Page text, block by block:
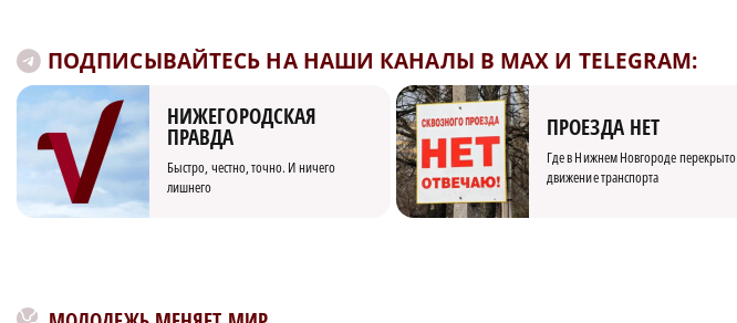
ПОДПИСЫВАЙТЕСЬ НА НАШИ КАНАЛЫ В MAX И TELEGRAM:
НИЖЕГОРОДСКАЯ
ПРАВДА
Быстро, честно, точно. И ничего
лишнего
ПРОЕЗДА НЕТ
Где в Нижнем Новгороде перекрыто
движение транспорта